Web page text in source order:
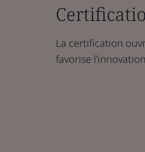
La certification
favorise